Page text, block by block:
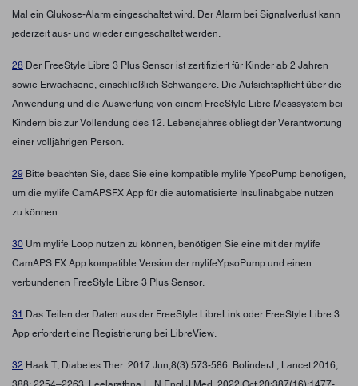
Mal ein Glukose-Alarm eingeschaltet wird. Der Alarm bei Signalverlust kann
jederzeit aus- und wieder eingeschaltet werden.
28 Der FreeStyle Libre 3 Plus Sensor ist zertifiziert für Kinder ab 2 Jahren
sowie Erwachsene, einschließlich Schwangere. Die Aufsichtspflicht über die
Anwendung und die Auswertung von einem FreeStyle Libre Messsystem bei
Kindern bis zur Vollendung des 12. Lebensjahres obliegt der Verantwortung
einer volljährigen Person.
29 Bitte beachten Sie, dass Sie eine kompatible mylife YpsoPump benötigen,
um die mylife CamAPSFX App für die automatisierte Insulinabgabe nutzen
zu können.
30 Um mylife Loop nutzen zu können, benötigen Sie eine mit der mylife
CamAPS FX App kompatible Version der mylifeYpsoPump und einen
verbundenen FreeStyle Libre 3 Plus Sensor.
31 Das Teilen der Daten aus der FreeStyle LibreLink oder FreeStyle Libre 3
App erfordert eine Registrierung bei LibreView.
32 Haak T, Diabetes Ther. 2017 Jun;8(3):573-586. BolinderJ , Lancet 2016;